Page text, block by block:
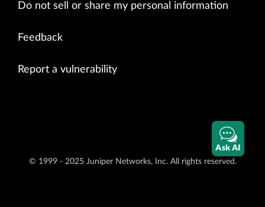
Do not sell or share my personal information
Feedback
Report a vulnerability
© 1999 - 2025 Juniper Networks, Inc. All rights reserved.
Ask AI